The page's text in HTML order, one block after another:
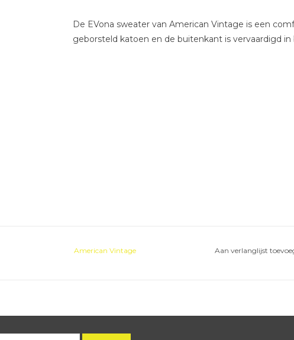
De EVona sweater van American Vintage is een
geborsteld katoen en de buitenkant is vervaardigd in
American Vintage Aan verlanglijst